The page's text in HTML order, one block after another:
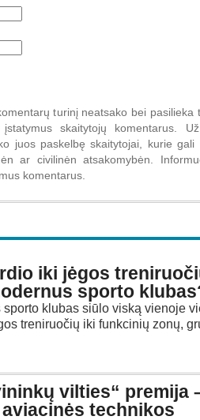
turinį neatsako bei pasilieka
įstatymus skaitytojų komentarus.
juos paskelbę skaitytojai, kurie gali
ar civilinėn atsakomybėn.
komentarus.
iki jėgos
sporto
sporto klubas siūlo viską vienoje
treniruočių iki funkcinių zonų,
vilties“ premija
technikos